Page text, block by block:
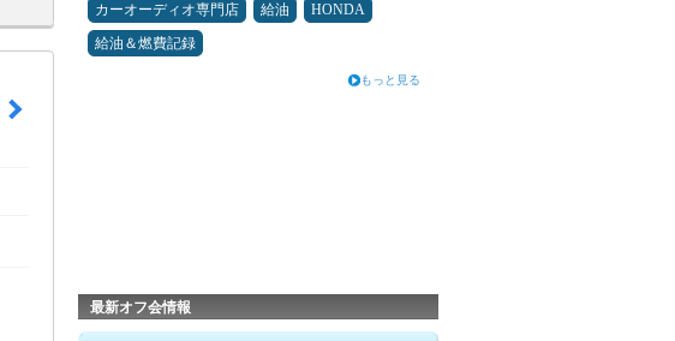
カーオーディオ専門店
給油
HONDA
給油＆燃費記録
もっと見る
最新オフ会情報